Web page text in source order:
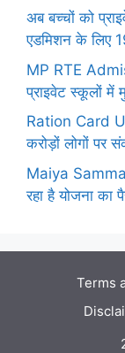
अब बच्चों को
एडमिशन के लिए
MP RTE
प्राइवेट स्कूलों में
Ration Card
करोड़ों लोगों पर
Maiya
रहा है योजना का
Terms